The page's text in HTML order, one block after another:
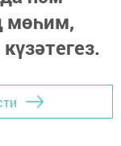
мөһим,